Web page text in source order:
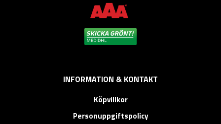
INFORMATION & KONTAKT
Köpvillkor
Personuppgiftspolicy